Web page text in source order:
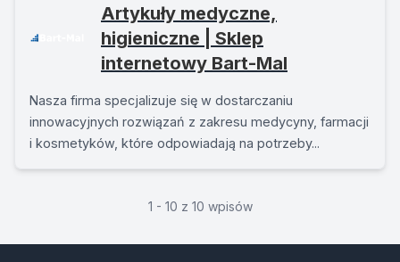
Artykuły medyczne,
higieniczne | Sklep
internetowy Bart-Mal
Nasza firma specjalizuje się w dostarczaniu
innowacyjnych rozwiązań z zakresu medycyny, farmacji
i kosmetyków, które odpowiadają na potrzeby...
1 - 10 z 10 wpisów